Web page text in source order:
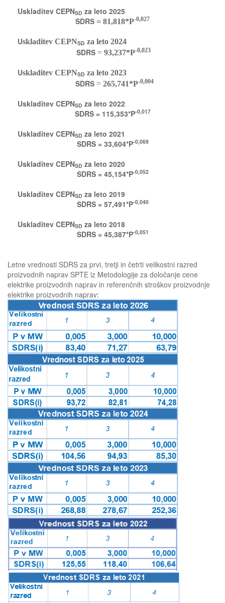
Uskladitev CEPNSD za leto 2025
SDRS = 81,818*P-0,027
Uskladitev CEPNSD za leto 2024
SDRS = 93,237*P-0,023
Uskladitev CEPNSD za leto 2023
SDRS = 265,741*P-0,004
Uskladitev CEPNSD za leto 2022
SDRS = 115,353*P-0,017
Uskladitev CEPNSD za leto 2021
SDRS = 33,604*P-0,069
Uskladitev CEPNSD za leto 2020
SDRS = 45,154*P-0,052
Uskladitev CEPNSD za leto 2019
SDRS = 57,491*P-0,040
Uskladitev CEPNSD za leto 2018
SDRS = 45,387*P-0,051
Letne vrednosti SDRS za prvi, tretji in četrti velikostni razred
proizvodnih naprav SPTE iz Metodologije za določanje cene
elektrike proizvodnih naprav in referenčnih stroškov proizvodnje
elektrike proizvodnih naprav: